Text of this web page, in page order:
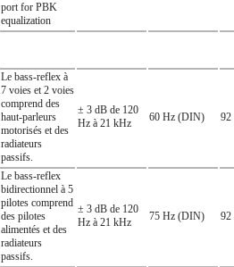
port for PBK
equalization
Le bass-reflex à
7 voies et 2 voies
comprend des
haut-parleurs
motorisés et des
radiateurs
passifs.
± 3 dB de 120
Hz à 21 kHz
60 Hz (DIN) 92
Le bass-reflex
bidirectionnel à 5
pilotes comprend
des pilotes
alimentés et des
radiateurs
passifs.
± 3 dB de 120
Hz à 21 kHz
75 Hz (DIN) 92